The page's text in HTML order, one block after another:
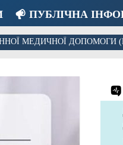
ПУБЛІЧНА
МЕДИЧНОЇ ДОПОМОГИ